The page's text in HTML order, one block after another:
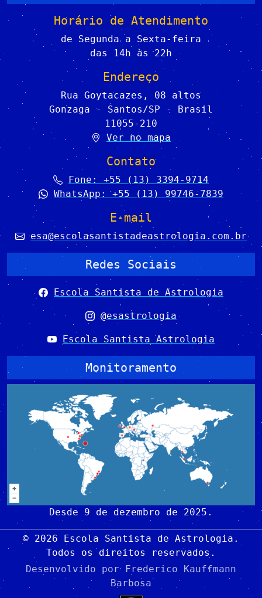
Horário de Atendimento
de Segunda a Sexta-feira
das 14h às 22h
Endereço
Rua Goytacazes, 08 altos
Gonzaga - Santos/SP - Brasil
11055-210
Ver no mapa
Contato
Fone: +55 (13) 3394-9714
WhatsApp: +55 (13) 99746-7839
E-mail
esa@escolasantistadeastrologia.com.br
Redes Sociais
Escola Santista de Astrologia
@esastrologia
Escola Santista Astrologia
Monitoramento
Desde 9 de dezembro de 2025.
© 2026 Escola Santista de Astrologia.
Todos os direitos reservados.
Desenvolvido por Frederico Kauffmann
Barbosa